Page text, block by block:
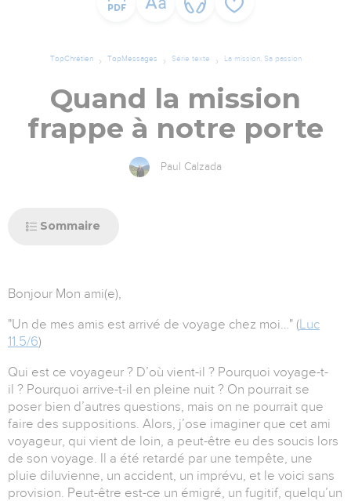
TopChrétien TopMessages Série texte La mission, Sa passion
Quand la mission
frappe à notre porte
Paul Calzada
Sommaire
Bonjour Mon ami(e),
"Un de mes amis est arrivé de voyage chez moi…" (Luc
11.5/6)
Qui est ce voyageur ? D’où vient-il ? Pourquoi voyage-t-
il ? Pourquoi arrive-t-il en pleine nuit ? On pourrait se
poser bien d’autres questions, mais on ne pourrait que
faire des suppositions. Alors, j’ose imaginer que cet ami
voyageur, qui vient de loin, a peut-être eu des soucis lors
de son voyage. Il a été retardé par une tempête, une
pluie diluvienne, un accident, un imprévu, et le voici sans
provision. Peut-être est-ce un émigré, un fugitif, quelqu’un